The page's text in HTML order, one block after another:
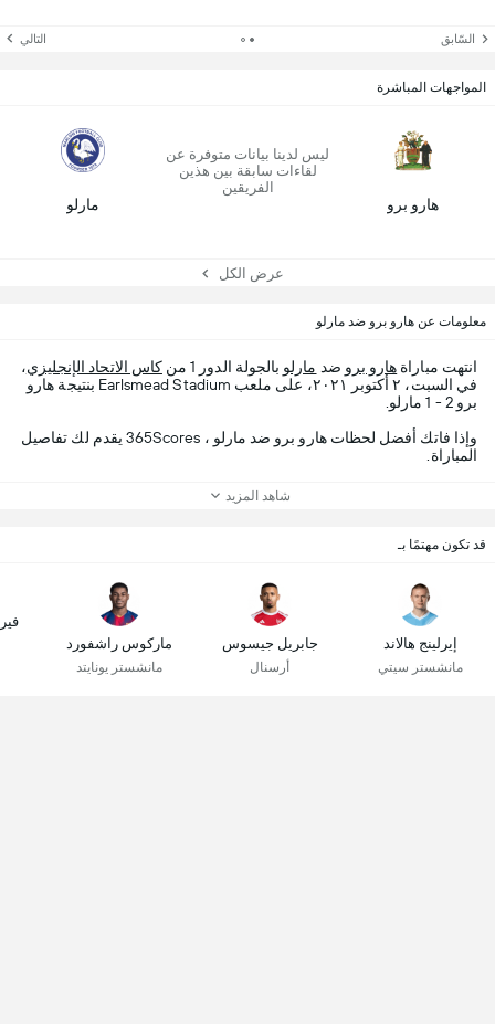
السّابق التالي
المواجهات المباشرة
هارو برو
ليس لدينا بيانات متوفرة عن
لقاءات سابقة بين هذين
الفريقين
مارلو
عرض الكل
معلومات عن هارو برو ضد مارلو
انتهت مباراة هارو برو ضد مارلو بالجولة الدور 1 من كاس الاتحاد الإنجليزي،
في السبت، ٢ أكتوبر ٢٠٢١، على ملعب Earlsmead Stadium بنتيجة هارو
برو 2 - 1 مارلو.
وإذا فاتك أفضل لحظات هارو برو ضد مارلو ، 365Scores يقدم لك تفاصيل
المباراة.
شاهد المزيد
قد تكون مهتمًا بـ
إيرلينج هالاند
مانشستر سيتي
جابريل جيسوس
أرسنال
ماركوس راشفورد
مانشستر يونايتد